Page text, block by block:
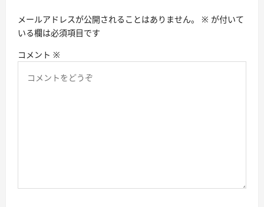
ン
メールアドレスが公開されることはありません。 ※ が付いて
いる欄は必須項目です
コメント ※